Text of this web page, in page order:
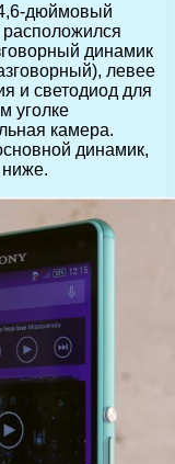
дюймовый
динамик
левее
и светодиод для
уголке
камера.
динамик,